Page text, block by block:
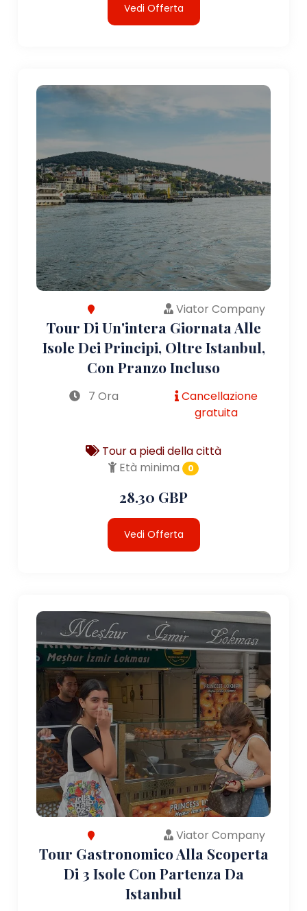
Vedi Offerta
Viator Company
Tour Di Un'intera Giornata Alle
Isole Dei Principi, Oltre Istanbul,
Con Pranzo Incluso
7 Ora
Cancellazione
gratuita
Tour a piedi della città
Età minima
0
28.30 GBP
Vedi Offerta
Viator Company
Tour Gastronomico Alla Scoperta
Di 3 Isole Con Partenza Da
Istanbul